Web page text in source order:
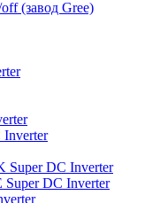
(завод Gree)
Super DC Inverter
DC Inverter